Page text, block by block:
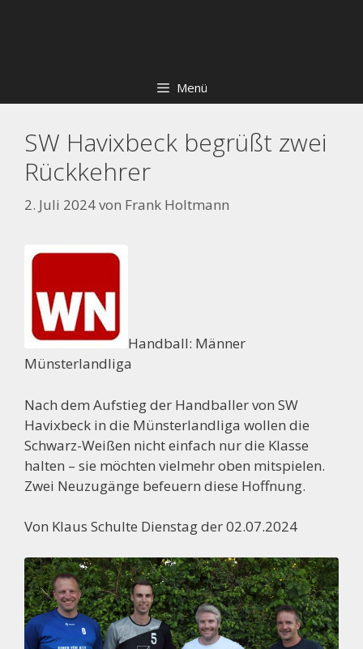
Menü
SW Havixbeck begrüßt zwei
Rückkehrer
2. Juli 2024von Frank Holtmann
Handball: Männer
Münsterlandliga
Nach dem Aufstieg der Handballer von SW
Havixbeck in die Münsterlandliga wollen die
Schwarz-Weißen nicht einfach nur die Klasse
halten – sie möchten vielmehr oben mitspielen.
Zwei Neuzugänge befeuern diese Hoffnung.
Von Klaus Schulte Dienstag der 02.07.2024